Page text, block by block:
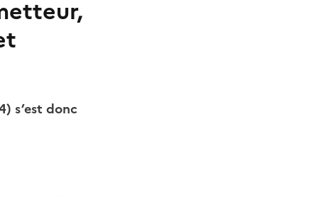
s’est donc